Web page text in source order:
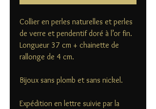
Collier en perles naturelles et perles
de verre et pendentif doré à l’or fin.
Longueur 37 cm + chainette de
rallonge de 4 cm.
Bijoux sans plomb et sans nickel.
Expédition en lettre suivie par la